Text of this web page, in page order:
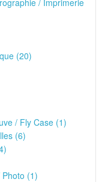
/ Imprimerie
(20)
/ Fly Case (1)
(6)
(1)